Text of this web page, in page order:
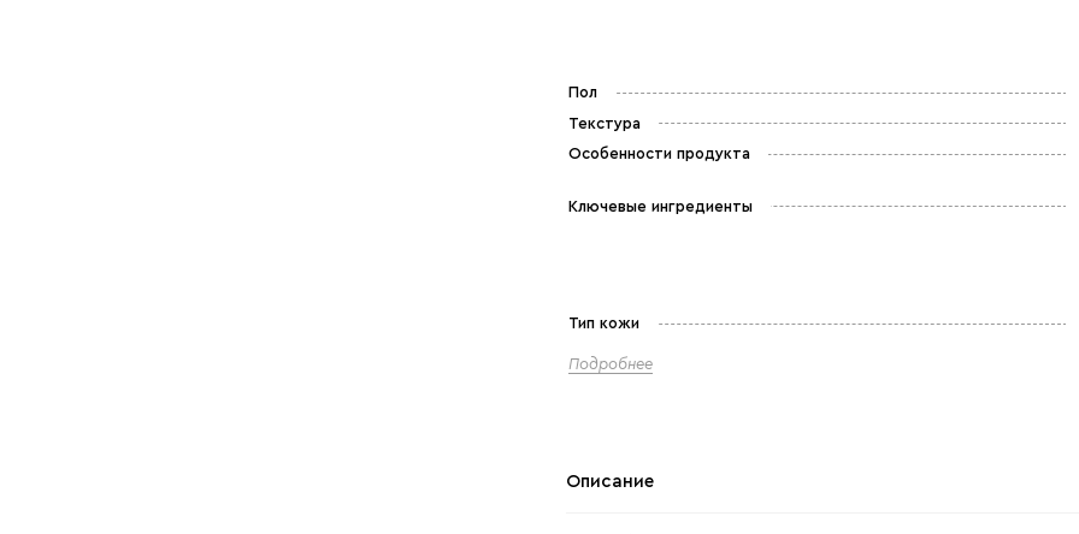
Пол
Текстура
Особенности продукта
Ключевые ингредиенты
Тип кожи
Подробнее
Описание